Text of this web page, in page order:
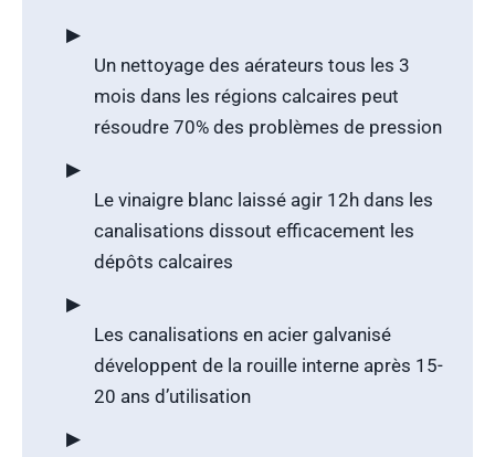
▶
Un nettoyage des aérateurs tous les 3
mois dans les régions calcaires peut
résoudre 70% des problèmes de pression
▶
Le vinaigre blanc laissé agir 12h dans les
canalisations dissout efficacement les
dépôts calcaires
▶
Les canalisations en acier galvanisé
développent de la rouille interne après 15-
20 ans d’utilisation
▶